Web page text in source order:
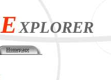
EXPLORER
Homepage